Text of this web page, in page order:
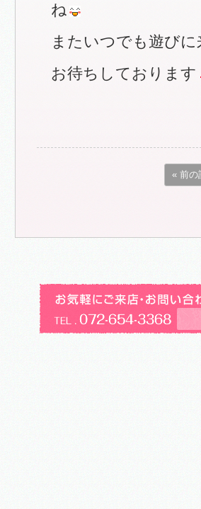
ね
またいつでも遊び
お待ちしております
« 前の